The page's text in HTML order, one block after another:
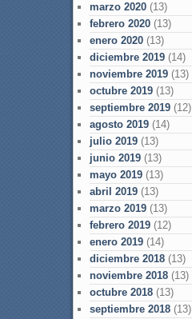
marzo 2020(13)
febrero 2020(13)
enero 2020(13)
diciembre 2019(14)
noviembre 2019(13)
octubre 2019(13)
septiembre 2019(12)
agosto 2019(14)
julio 2019(13)
junio 2019(13)
mayo 2019(13)
abril 2019(13)
marzo 2019(13)
febrero 2019(12)
enero 2019(14)
diciembre 2018(13)
noviembre 2018(13)
octubre 2018(13)
septiembre 2018(13)